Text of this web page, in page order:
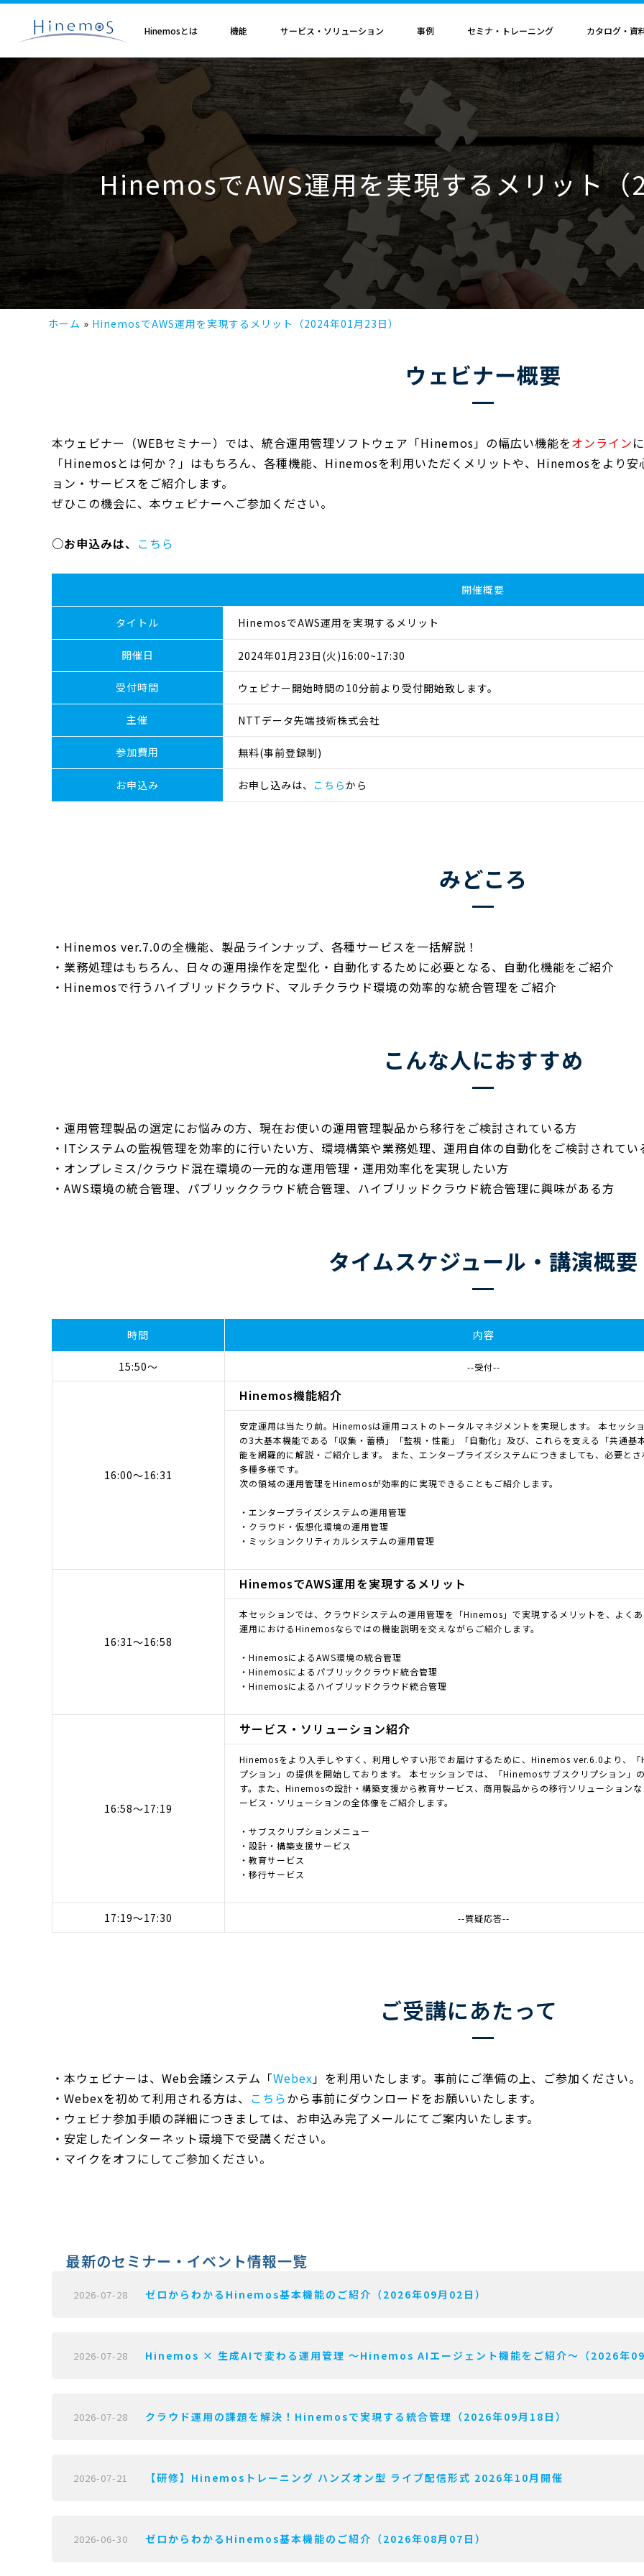
メ
テ
ツ
Hinemosとは
Hinemosとは
歩み・利用実績
Hinemosの利用実績
Hinemosの歩み
導入構成・動作環境
導入構成
動作環境
サポートサイクル
機能
エンタープライズ
クラウド・VM管理
Hinemos メッセージフィルタ
Hineoms インシデントダッシュボード
Hinemos Migration Assistant
Hinemos AIエージェント
オプション
Hinemos ミッションクリティカルオプション
Hinemos セキュリティ ネットワーク診断オプション
Hinemos セキュリティ アプリケーション診断オプション
サービス・ソリューション
サブスクリプション
Hinemosサブスクリプション
サービス
導入設計・構築支援サービス
Hinemosプロフェッショナル QAサービス
バージョンアップ支援サービス
データコンバートサービス
レポートカスタマイズサービス
他製品からの移行サービス
Hinemos インシデントダッシュボード テーブルカスタマイズサービス
Hinemosメッセージフィルタ 導入支援サービス
AI基盤による 異常検知支援サービス
ソリューション
SAP連携ソリューション
SAP HANA運用管理ソリューション
事例
電気・ガス業 電気機器
金融・保険業 サービス業
教育、学習支援業 官公庁・自治体
NTTデータ事例 事例紹介インタビュー資料（PDF）
セミナ・トレーニング
Hinemosセミナ
Hinemos World 2026
Hinemosソリューションセミナ2026
Hinemos World 2025
Hinemosソリューションセミナ2025
トレーニング・技術者認定
Hinemosトレーニング
技術者認定プログラム
カレンダ
Hinemosイベントカレンダ
カタログ・資
クラウド運用特集
製品移行特集
ITSM特集
セキュリティ運用特集
監視特集
ログ管理特集
基盤設定の自動化特集
APM特集
RBA特集
技術情報
Hinemos技術情報
外部サイト公開記事・書籍
記事
Hinemos記事
IT運用管理コラム
Hinemosアライアンス
Hinemosアライアンスとは
Hinemosアライアンス一覧
取扱店
Hinemos取扱企業一覧
HinemosでAWS運用を実現するメリット
ホーム HinemosでAWS運用を実現するメリット（2024年01月23日）
ウェビナー概要
本ウェビナー（WEBセミナー）では、統合運用管理ソフトウェア「Hinemos」の幅広い機能をオンライン
「Hinemosとは何か？」はもちろん、各種機能、Hinemosを利用いただくメリットや、Hinemosをより
ョン・サービスをご紹介します。
ぜひこの機会に、本ウェビナーへご参加ください。
○お申込みは、 こちら
開催概要
タイトル HinemosでAWS運用を実現するメリット
開催日 2024年01月23日(火)16:00~17:30
受付時間 ウェビナー開始時間の10分前より受付開始致します。
主催 NTTデータ先端技術株式会社
参加費用 無料(事前登録制)
お申込み お申し込みは、 こちらから
みどころ
・Hinemos ver.7.0の全機能、製品ラインナップ、各種サービスを一括解説！
・業務処理はもちろん、日々の運用操作を定型化・自動化するために必要となる、自動化機能をご紹介
・Hinemosで行うハイブリッドクラウド、マルチクラウド環境の効率的な統合管理をご紹介
こんな人におすすめ
・運用管理製品の選定にお悩みの方、現在お使いの運用管理製品から移行をご検討されている方
・ITシステムの監視管理を効率的に行いたい方、環境構築や業務処理、運用自体の自動化をご検討されてい
・オンプレミス/クラウド混在環境の一元的な運用管理・運用効率化を実現したい方
・AWS環境の統合管理、パブリッククラウド統合管理、ハイブリッドクラウド統合管理に興味がある方
タイムスケジュール・講演概要
時間 内容
15:50～ --受付--
16:00～16:31
Hinemos機能紹介
安定運用は当たり前。Hinemosは運用コストのトータルマネジメントを実現します。 本セッシ
の3大基本機能である「収集・蓄積」「監視・性能」「自動化」及び、これらを支える「共通基
能を網羅的に解説・ご紹介します。 また、エンタープライズシステムにつきましても、必要と
多種多様です。
次の領域の運用管理をHinemosが効率的に実現できることもご紹介します。
・エンタープライズシステムの運用管理
・クラウド・仮想化環境の運用管理
・ミッションクリティカルシステムの運用管理
16:31～16:58
HinemosでAWS運用を実現するメリット
本セッションでは、クラウドシステムの運用管理を「Hinemos」で実現するメリットを、よく
運用におけるHinemosならではの機能説明を交えながらご紹介します。
・HinemosによるAWS環境の統合管理
・Hinemosによるパブリッククラウド統合管理
・Hinemosによるハイブリッドクラウド統合管理
16:58～17:19
サービス・ソリューション紹介
Hinemosをより入手しやすく、利用しやすい形でお届けするために、Hinemos ver.6.0より、
プション」の提供を開始しております。 本セッションでは、「Hinemosサブスクリプション」
す。また、Hinemosの設計・構築支援から教育サービス、商用製品からの移行ソリューション
ービス・ソリューションの全体像をご紹介します。
・サブスクリプションメニュー
・設計・構築支援サービス
・教育サービス
・移行サービス
17:19～17:30 --質疑応答--
ご受講にあたって
・本ウェビナーは、Web会議システム「Webex」を利用いたします。事前にご準備の上、ご参加ください。
・Webexを初めて利用される方は、 こちらから事前にダウンロードをお願いいたします。
・ウェビナ参加手順の詳細につきましては、お申込み完了メールにてご案内いたします。
・安定したインターネット環境下で受講ください。
・マイクをオフにしてご参加ください。
最新のセミナー・イベント情報一覧
2026-07-28 ゼロからわかるHinemos基本機能のご紹介（2026年09月02日）
2026-07-28 Hinemos × 生成AIで変わる運用管理 〜Hinemos AIエージェント機能をご紹介〜（2026年
2026-07-28 クラウド運用の課題を解決！Hinemosで実現する統合管理（2026年09月18日）
2026-07-21 【研修】Hinemosトレーニング ハンズオン型 ライブ配信形式 2026年10月開催
2026-06-30 ゼロからわかるHinemos基本機能のご紹介（2026年08月07日）